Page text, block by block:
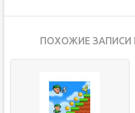
ПОХОЖИЕ ЗАПИСИ